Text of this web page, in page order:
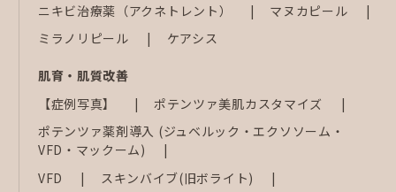
ニキビ治療薬（アクネトレント）
マヌカピール
ミラノリピール
ケアシス
肌育・肌質改善
【症例写真】
ポテンツァ美肌カスタマイズ
ポテンツァ薬剤導入 (ジュベルック・エクソソーム・
VFD・マックーム)
VFD
スキンバイブ(旧ボライト)